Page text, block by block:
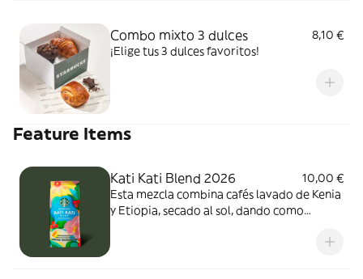
Combo mixto 3 dulces
8,10 €
¡Elige tus 3 dulces favoritos!
Feature Items
Kati Kati Blend 2026
10,00 €
Esta mezcla combina cafés lavado de Kenia
y Etiopia, secado al sol, dando como